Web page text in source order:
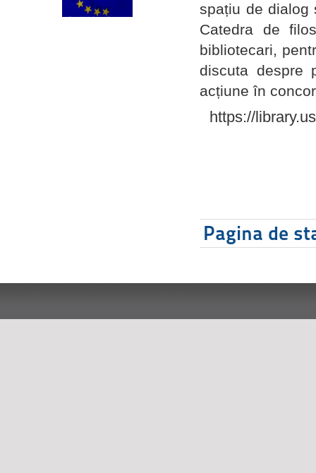
spațiu de dialog
Catedra de
bibliotecari,
discuta despre
acțiune în
https://
Pagina de